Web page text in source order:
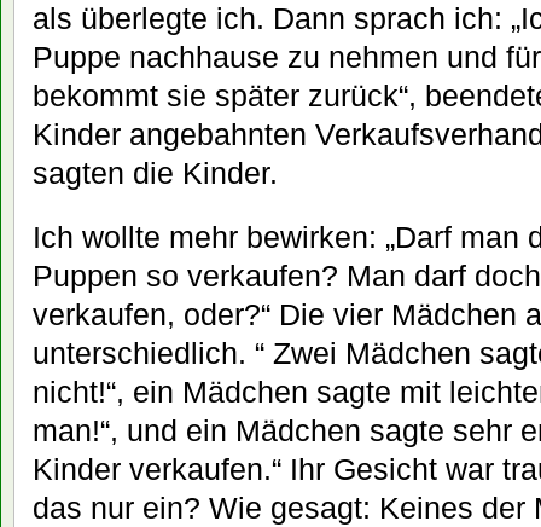
als überlegte ich. Dann sprach ich:
Puppe nachhause zu nehmen und
bekommt sie später zurück“,
Kinder angebahnten
sagten die Kinder.
Ich wollte mehr bewirken: „Darf man
Puppen so verkaufen? Man darf
verkaufen, oder?“ Die vier Mädchen
unterschiedlich. “ Zwei Mädchen
nicht!“, ein Mädchen sagte mit
man!“, und ein Mädchen sagte sehr
Kinder verkaufen.“ Ihr Gesicht war
das nur ein? Wie gesagt: Keines der